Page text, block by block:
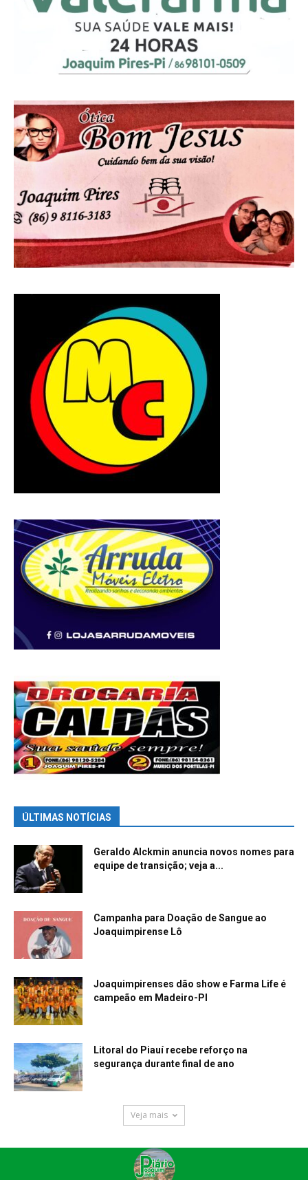
ÚLTIMAS NOTÍCIAS
Geraldo Alckmin anuncia novos nomes para
equipe de transição; veja a...
Campanha para Doação de Sangue ao
Joaquimpirense Lô
Joaquimpirenses dão show e Farma Life é
campeão em Madeiro-PI
Litoral do Piauí recebe reforço na
segurança durante final de ano
Veja mais